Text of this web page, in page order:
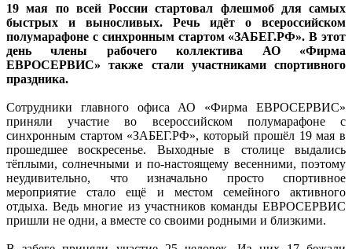
19 мая по всей России стартовал флешмоб для самых
быстрых и выносливых. Речь идёт о всероссийском
полумарафоне с синхронным стартом «ЗАБЕГ.РФ». В этот
день члены рабочего коллектива АО «Фирма
ЕВРОСЕРВИС» также стали участниками спортивного
праздника.
Сотрудники главного офиса АО «Фирма ЕВРОСЕРВИС»
приняли участие во всероссийском полумарафоне с
синхронным стартом «ЗАБЕГ.РФ», который прошёл 19 мая в
прошедшее воскресенье. Выходные в столице выдались
тёплыми, солнечными и по-настоящему весенними, поэтому
неудивительно, что изначально просто спортивное
мероприятие стало ещё и местом семейного активного
отдыха. Ведь многие из участников команды ЕВРОСЕРВИС
пришли не одни, а вместе со своими родными и близкими.